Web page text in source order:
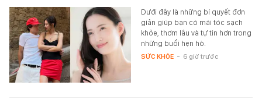
Dưới đây là những bí quyết đơn
giản giúp bạn có mái tóc sạch
khỏe, thơm lâu và tự tin hơn trong
những buổi hẹn hò.
SỨC KHỎE - 6 giờ trước